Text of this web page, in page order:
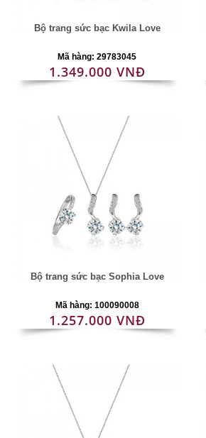
Bộ trang sức bạc Kwila Love
Mã hàng: 29783045
1.349.000 VNĐ
Bộ trang sức bạc Sophia Love
Mã hàng: 100090008
1.257.000 VNĐ